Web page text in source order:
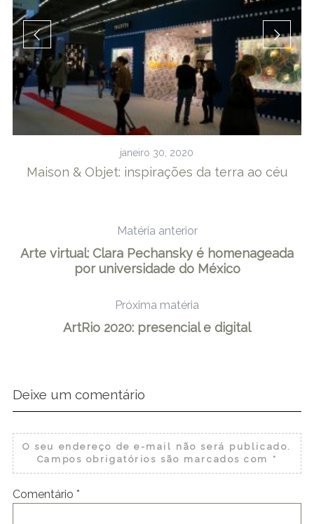
janeiro 30, 2020
Maison & Objet: inspirações da terra ao céu
Matéria anterior
Arte virtual: Clara Pechansky é homenageada
por universidade do México
Próxima matéria
ArtRio 2020: presencial e digital
Deixe um comentário
O seu endereço de e-mail não será publicado.
Campos obrigatórios são marcados com *
Comentário *